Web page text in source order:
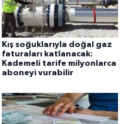
Kış soğuklarıyla doğal gaz
faturaları katlanacak:
Kademeli tarife milyonlarca
aboneyi vurabilir